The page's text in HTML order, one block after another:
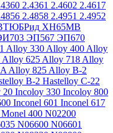
2.4361 2.4602 2.4617
2.4858 2.4951 2.4952
ХН65МВ
ЭП567 ЭП670
Alloy 330 Alloy 400 Alloy
Alloy 625 Alloy 718 Alloy
Alloy 825 Alloy B-2
B-2 Hastelloy C-22
20 Incoloy 330 Incoloy 800
Inconel 601 Inconel 617
Monel 400 N02200
N06600 N06601